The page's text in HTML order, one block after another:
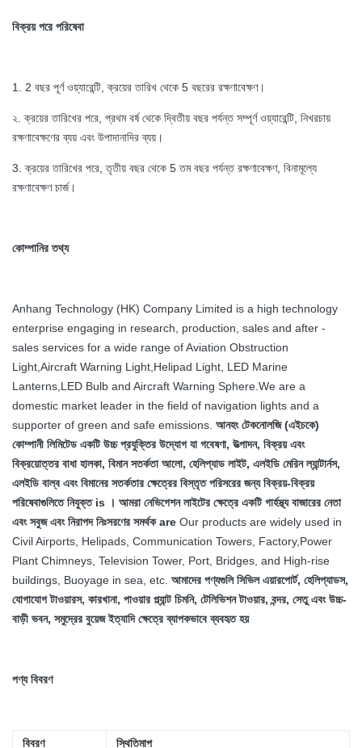
বিক্রয় পরে পরিষেবা
1. 2 বছর পূর্ণ ওয়্যারেন্টি, ক্রয়ের তারিখ থেকে 5 বছরের রক্ষণাবেক্ষণ।
২. ক্রয়ের তারিখের পরে, প্রথম বর্ষ থেকে দ্বিতীয় বছর পর্যন্ত সম্পূর্ণ ওয়্যারেন্টি, নিখরচায়
রক্ষণাবেক্ষণের ব্যয় এবং উপাদানাদির ব্যয়।
3. ক্রয়ের তারিখের পরে, তৃতীয় বছর থেকে 5 তম বছর পর্যন্ত রক্ষণাবেক্ষণ, বিনামূল্যে
রক্ষণাবেক্ষণ চার্জ।
কোম্পানির তথ্য
Anhang Technology (HK) Company Limited is a high technology
enterprise engaging in research, production, sales and after -
sales services for a wide range of Aviation Obstruction
Light,Aircraft Warning Light,Helipad Light, LED Marine
Lanterns,LED Bulb and Aircraft Warning Sphere.We are a
domestic market leader in the field of navigation lights and a
supporter of green and safe emissions. আনহং টেকনোলজি (এইচকে)
কোম্পানী লিমিটেড একটি উচ্চ প্রযুক্তির উদ্যোগ যা গবেষণা, উত্পাদন, বিক্রয় এবং
বিক্রয়োত্তর বাধা হালকা, বিমান সতর্কতা আলো, হেলিপ্যাড লাইট, এলইডি মেরিন ল্যান্টার্নস,
এলইডি বাল্ব এবং বিমানের সতর্কতার ক্ষেত্রের বিস্তৃত পরিসরের জন্য বিক্রয়-বিক্রয়
পরিষেবাগুলিতে নিযুক্ত is । আমরা নেভিগেশন লাইটের ক্ষেত্রে একটি গার্হস্থ্য বাজারের নেতা
এবং সবুজ এবং নিরাপদ নিঃসরণের সমর্থক are Our products are widely used in
Civil Airports, Helipads, Communication Towers, Factory,Power
Plant Chimneys, Television Tower, Port, Bridges, and High-rise
buildings, Buoyage in sea, etc. আমাদের পণ্যগুলি সিভিল এয়ারপোর্ট, হেলিপ্যাডস,
যোগাযোগ টাওয়ারস, কারখানা, পাওয়ার প্ল্যান্ট চিমনি, টেলিভিশন টাওয়ার, বন্দর, সেতু এবং উচ্চ-
বাড়ী ভবন, সমুদ্রের বুয়েজ ইত্যাদি ক্ষেত্রে ব্যাপকভাবে ব্যবহৃত হয়
পণ্য বিবরণ
বিবরণ স্থিতিমাপ